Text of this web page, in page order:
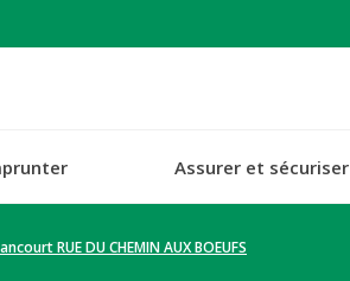
Assurer et sécuriser
RUE DU CHEMIN AUX BOEUFS